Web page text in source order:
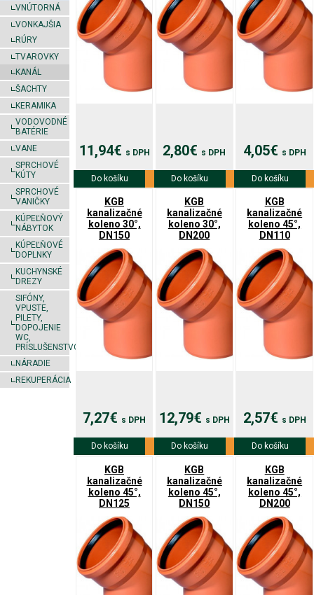
VNÚTORNÁ
VONKAJŠIA
RÚRY
TVAROVKY
KANÁL
ŠACHTY
KERAMIKA
VODOVODNÉ
BATÉRIE
VANE
SPRCHOVÉ
KÚTY
SPRCHOVÉ
VANIČKY
KÚPEĽŇOVÝ
NÁBYTOK
KÚPEĽŇOVÉ
DOPLNKY
KUCHYNSKÉ
DREZY
SIFÓNY,
VPUSTE,
PILETY,
DOPOJENIE
WC,
PRÍSLUŠENSTVO
NÁRADIE
REKUPERÁCIA
11,94€ s DPH
Viac info
Do košíku
2,80€ s DPH
Viac info
Do košíku
4,05€ s DPH
Viac info
Do košíku
KGB
kanalizačné
koleno 30°,
DN150
7,27€ s DPH
Viac info
Do košíku
KGB
kanalizačné
koleno 30°,
DN200
12,79€ s DPH
Viac info
Do košíku
KGB
kanalizačné
koleno 45°,
DN110
2,57€ s DPH
Viac info
Do košíku
KGB
kanalizačné
koleno 45°,
DN125
KGB
kanalizačné
koleno 45°,
DN150
KGB
kanalizačné
koleno 45°,
DN200